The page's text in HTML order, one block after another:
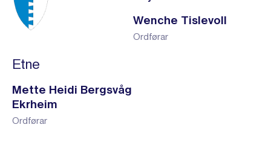
Etne
Mette Heidi Bergsvåg
Ekrheim
Ordførar
Wenche Tislevoll
Ordførar